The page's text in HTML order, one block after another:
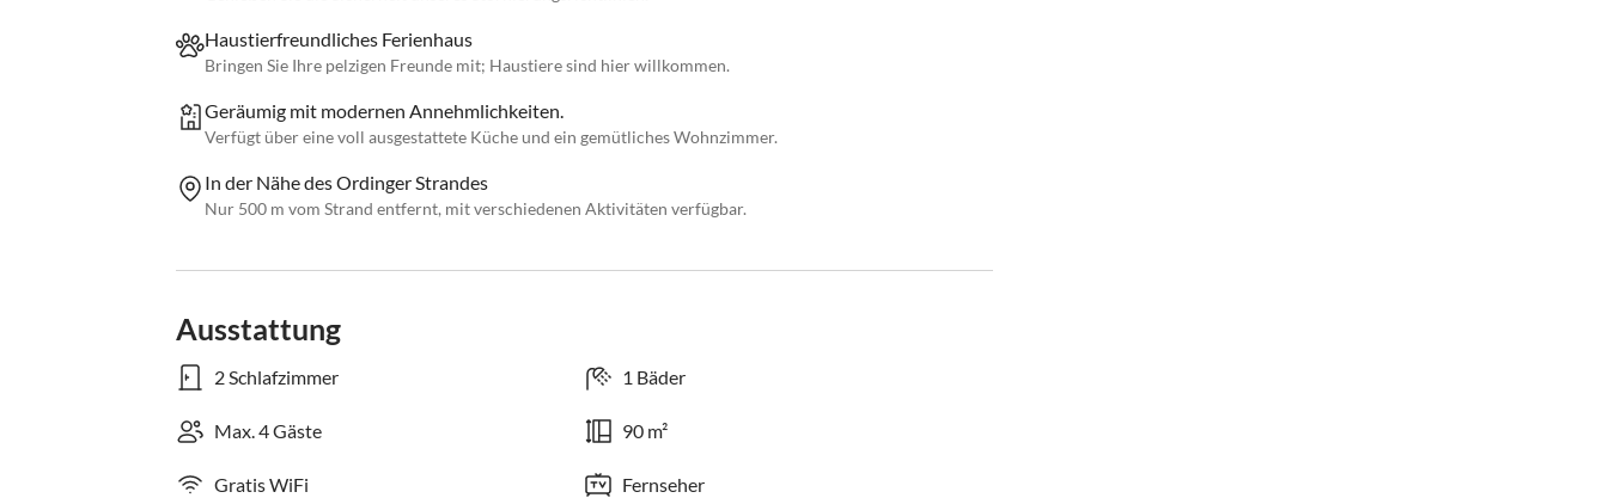
Haustierfreundliches Ferienhaus
Bringen Sie Ihre pelzigen Freunde mit; Haustiere sind hier willkommen.
Geräumig mit modernen Annehmlichkeiten.
Verfügt über eine voll ausgestattete Küche und ein gemütliches Wohnzimmer.
In der Nähe des Ordinger Strandes
Nur 500 m vom Strand entfernt, mit verschiedenen Aktivitäten verfügbar.
Ausstattung
2 Schlafzimmer 1 Bäder
Max. 4 Gäste 90 m²
Gratis WiFi Fernseher